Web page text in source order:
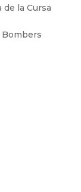
de la Cursa
Bombers